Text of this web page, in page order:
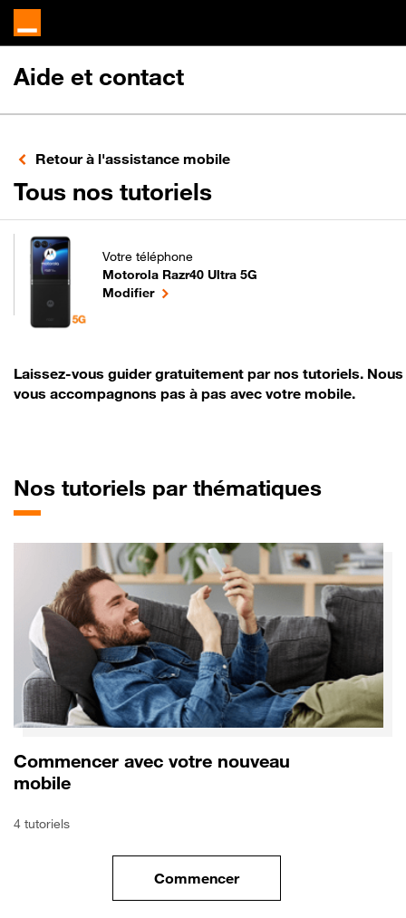
Aide et contact
Retour à l'assistance mobile
Tous nos tutorielspour votre
Laissez-vous guider gratuitement par nos tutoriels. Nous
vous accompagnons pas à pas avec votre mobile.
Votre téléphone
Motorola Razr40 Ultra 5G
pour votre Motorola Razr40 Ultra 5G ou
Modifierle téléphone sélectionné
Nos tutoriels par thématiquespour
Commencer avec votre nouveau
mobile
4 tutoriels
Commencerle tuto pour Commencer avec